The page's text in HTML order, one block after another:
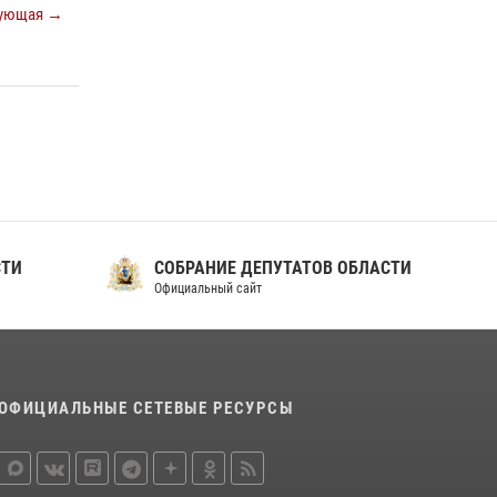
→
СОБРАНИЕ ДЕПУТАТОВ ОБЛАСТИ
Официальный сайт
СЕТЕВЫЕ РЕСУРСЫ